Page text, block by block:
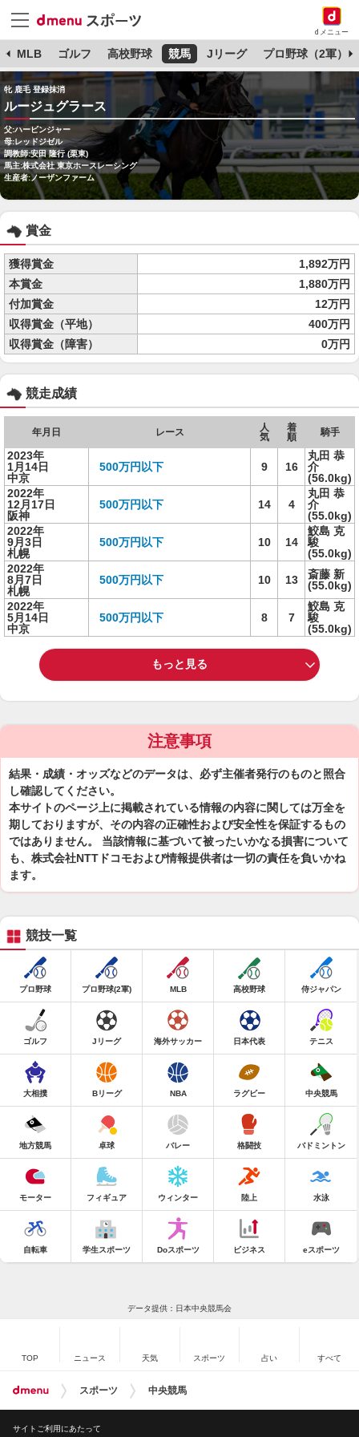
dメニュー
MLB ゴルフ 高校野球 競馬 Jリーグ プロ野球（2軍）
牝 鹿毛 登録抹消
ルージュグラース
父:ハービンジャー
母:レッドジゼル
調教師:安田 隆行 (栗東)
馬主:株式会社 東京ホースレーシング
生産者:ノーザンファーム
賞金
獲得賞金
1,892万円
本賞金
1,880万円
付加賞金
12万円
収得賞金（平地）
400万円
収得賞金（障害）
0万円
競走成績
年月日 レース
人
気
着
順
騎手
2023年
1月14日
中京
500万円以下 9 16
丸田 恭
介
(56.0kg)
2022年
12月17日
阪神
500万円以下 14 4
丸田 恭
介
(55.0kg)
2022年
9月3日
札幌
500万円以下 10 14
鮫島 克
駿
(55.0kg)
2022年
8月7日
札幌
500万円以下 10 13
斎藤 新
(55.0kg)
2022年
5月14日
中京
500万円以下 8 7
鮫島 克
駿
(55.0kg)
もっと見る
注意事項
結果・成績・オッズなどのデータは、必ず主催者発行のものと照合
し確認してください。
本サイトのページ上に掲載されている情報の内容に関しては万全を
期しておりますが、その内容の正確性および安全性を保証するもの
ではありません。 当該情報に基づいて被ったいかなる損害について
も、株式会社NTTドコモおよび情報提供者は一切の責任を負いかね
ます。
競技一覧
プロ野球 プロ野球(2軍) MLB 高校野球 侍ジャパン
ゴルフ Jリーグ 海外サッカー 日本代表 テニス
大相撲 Bリーグ NBA ラグビー 中央競馬
地方競馬 卓球 バレー 格闘技 バドミントン
モーター フィギュア ウィンター 陸上 水泳
自転車 学生スポーツ Doスポーツ ビジネス eスポーツ
データ提供：日本中央競馬会
TOP ニュース 天気 スポーツ 占い すべて
スポーツ 中央競馬
サイトご利用にあたって